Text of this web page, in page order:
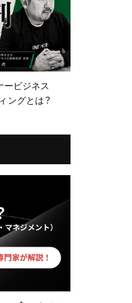
ービジネス
ングとは？